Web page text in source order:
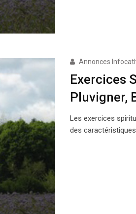
Annonces
Exercices
Pluvigner,
Les exercices
des